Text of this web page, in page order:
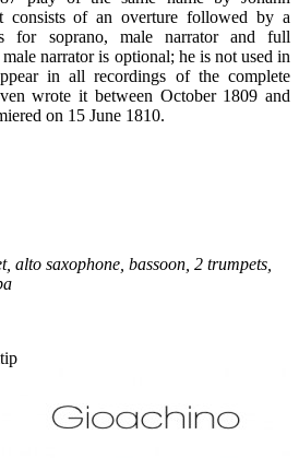
consists of an overture followed by a
for soprano, male narrator and full
narrator is optional; he is not used in
in all recordings of the complete
wrote it between October 1809 and
on 15 June 1810.
alto saxophone, bassoon, 2 trumpets,